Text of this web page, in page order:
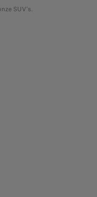
SUV's.